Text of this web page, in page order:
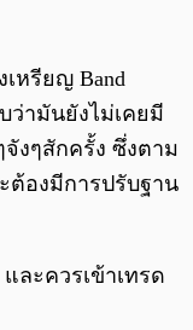
หรียญ Band
ว่ามันยังไม่เคยมี
จังๆสักครั้ง ซึ่งตาม
องมีการปรับฐาน
ละควรเข้าเทรด